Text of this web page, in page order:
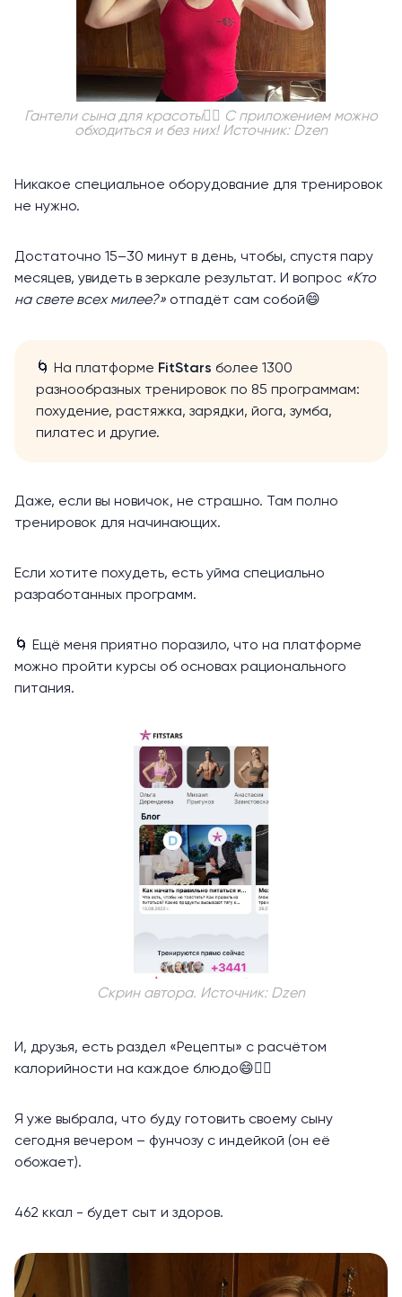
Гантели сына для красоты🏋️‍♀️ С приложением можно
обходиться и без них! Источник: Dzen
Никакое специальное оборудование для тренировок
не нужно.
Достаточно 15–30 минут в день, чтобы, спустя пару
месяцев, увидеть в зеркале результат. И вопрос «Кто
на свете всех милее?» отпадёт сам собой😄
🌀 На платформе FitStars более 1300
разнообразных тренировок по 85 программам:
похудение, растяжка, зарядки, йога, зумба,
пилатес и другие.
Даже, если вы новичок, не страшно. Там полно
тренировок для начинающих.
Если хотите похудеть, есть уйма специально
разработанных программ.
🌀 Ещё меня приятно поразило, что на платформе
можно пройти курсы об основах рационального
питания.
Скрин автора. Источник: Dzen
И, друзья, есть раздел «Рецепты» с расчётом
калорийности на каждое блюдо😄👍🏻
Я уже выбрала, что буду готовить своему сыну
сегодня вечером – фунчозу с индейкой (он её
обожает).
462 ккал - будет сыт и здоров.